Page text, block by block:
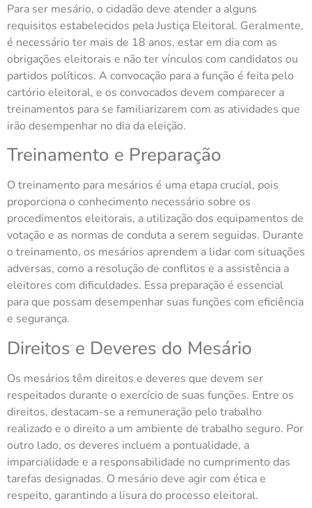
Para ser mesário, o cidadão deve atender a alguns
requisitos estabelecidos pela Justiça Eleitoral. Geralmente,
é necessário ter mais de 18 anos, estar em dia com as
obrigações eleitorais e não ter vínculos com candidatos ou
partidos políticos. A convocação para a função é feita pelo
cartório eleitoral, e os convocados devem comparecer a
treinamentos para se familiarizarem com as atividades que
irão desempenhar no dia da eleição.
Treinamento e Preparação
O treinamento para mesários é uma etapa crucial, pois
proporciona o conhecimento necessário sobre os
procedimentos eleitorais, a utilização dos equipamentos de
votação e as normas de conduta a serem seguidas. Durante
o treinamento, os mesários aprendem a lidar com situações
adversas, como a resolução de conflitos e a assistência a
eleitores com dificuldades. Essa preparação é essencial
para que possam desempenhar suas funções com eficiência
e segurança.
Direitos e Deveres do Mesário
Os mesários têm direitos e deveres que devem ser
respeitados durante o exercício de suas funções. Entre os
direitos, destacam-se a remuneração pelo trabalho
realizado e o direito a um ambiente de trabalho seguro. Por
outro lado, os deveres incluem a pontualidade, a
imparcialidade e a responsabilidade no cumprimento das
tarefas designadas. O mesário deve agir com ética e
respeito, garantindo a lisura do processo eleitoral.